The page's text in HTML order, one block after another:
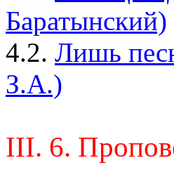
Баратынский)
4.2. Лишь
З.А.)
III. 6.